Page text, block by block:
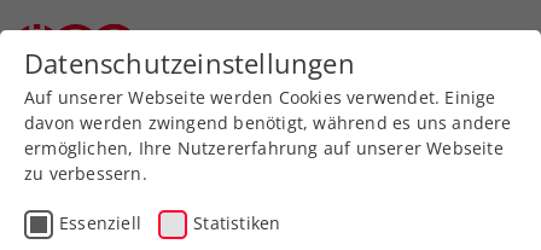
Aktuelle News
Datenschutzeinstellungen
Auf unserer Webseite werden Cookies verwendet. Einige
davon werden zwingend benötigt, während es uns andere
ermöglichen, Ihre Nutzererfahrung auf unserer Webseite
zu verbessern.
Essenziell Statistiken